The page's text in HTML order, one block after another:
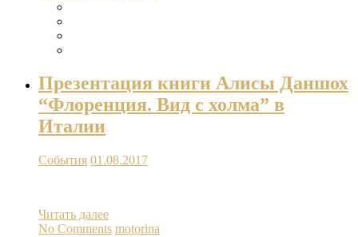
Презентация книги Алисы Даншох
“Флоренция. Вид с холма” в
Италии
События 01.08.2017
Читать далее
No Comments motorina